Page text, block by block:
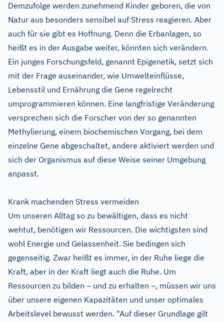
Demzufolge werden zunehmend Kinder geboren, die von
Natur aus besonders sensibel auf Stress reagieren. Aber
auch für sie gibt es Hoffnung. Denn die Erbanlagen, so
heißt es in der Ausgabe weiter, könnten sich verändern.
Ein junges Forschungsfeld, genannt Epigenetik, setzt sich
mit der Frage auseinander, wie Umwelteinflüsse,
Lebensstil und Ernährung die Gene regelrecht
umprogrammieren können. Eine langfristige Veränderung
versprechen sich die Forscher von der so genannten
Methylierung, einem biochemischen Vorgang, bei dem
einzelne Gene abgeschaltet, andere aktiviert werden und
sich der Organismus auf diese Weise seiner Umgebung
anpasst.
Krank machenden Stress vermeiden
Um unseren Alltag so zu bewältigen, dass es nicht
wehtut, benötigen wir Ressourcen. Die wichtigsten sind
wohl Energie und Gelassenheit. Sie bedingen sich
gegenseitig. Zwar heißt es immer, in der Ruhe liege die
Kraft, aber in der Kraft liegt auch die Ruhe. Um
Ressourcen zu bilden – und zu erhalten –, müssen wir uns
über unsere eigenen Kapazitäten und unser optimales
Arbeitslevel bewusst werden. "Auf dieser Grundlage gilt